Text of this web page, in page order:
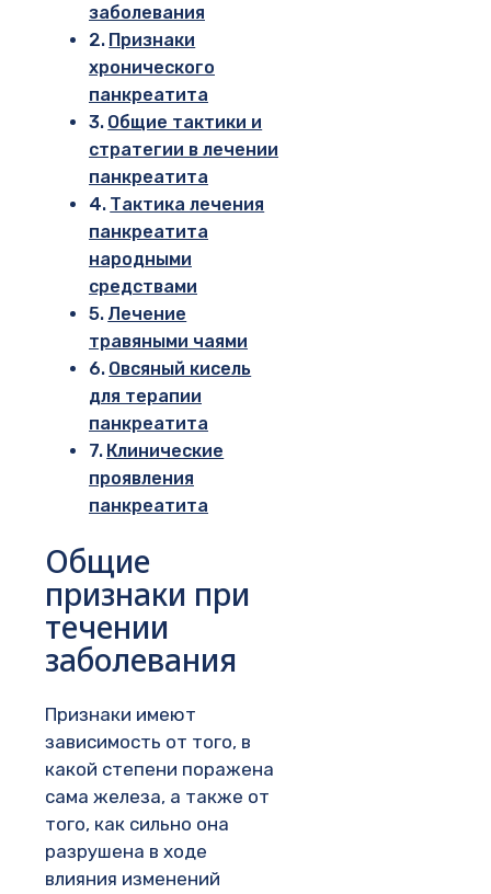
заболевания
Признаки
хронического
панкреатита
Общие тактики и
стратегии в лечении
панкреатита
Тактика лечения
панкреатита
народными
средствами
Лечение
травяными чаями
Овсяный кисель
для терапии
панкреатита
Клинические
проявления
панкреатита
Общие
признаки при
течении
заболевания
Признаки имеют
зависимость от того, в
какой степени поражена
сама железа, а также от
того, как сильно она
разрушена в ходе
влияния изменений